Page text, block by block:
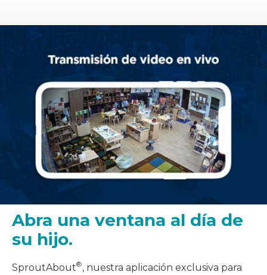
Abra una ventana al día de
su hijo.
SproutAbout®, nuestra aplicación exclusiva para